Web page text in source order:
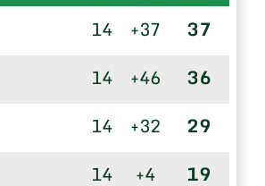
14 +37 37
14 +46 36
14 +32 29
14 +4 19